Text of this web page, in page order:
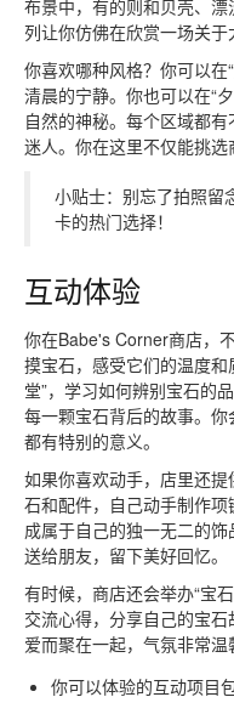
布景中，有的则和贝壳、漂
列让你仿佛在欣赏一场关于
你喜欢哪种风格？你可以在
清晨的宁静。你也可以在“
自然的神秘。每个区域都
迷人。你在这里不仅能挑选
小贴士：别忘了拍照留
卡的热门选择！
互动体验
你在Babe's Corner商店，
摸宝石，感受它们的温度
堂”，学习如何辨别宝石的
每一颗宝石背后的故事。
都有特别的意义。
如果你喜欢动手，店里还
石和配件，自己动手制作
成属于自己的独一无二的
送给朋友，留下美好回忆。
有时候，商店还会举办“宝
交流心得，分享自己的宝
爱而聚在一起，气氛非常温
你可以体验的互动项目包